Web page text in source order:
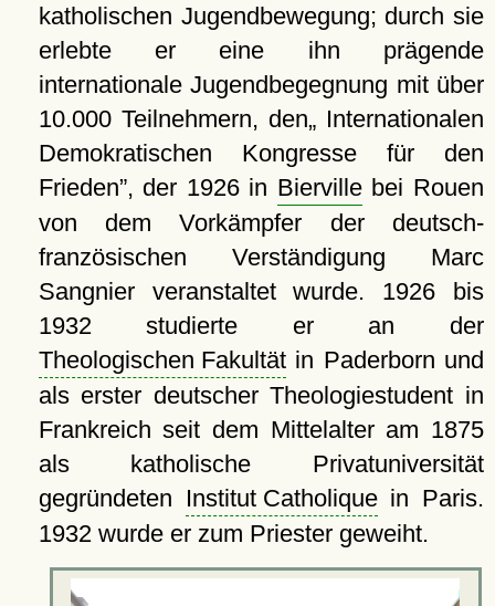
katholischen Jugendbewegung; durch sie
erlebte er eine ihn prägende
internationale Jugendbegegnung mit über
10.000 Teilnehmern, den Internationalen
Demokratischen Kongresse für den
Frieden , der 1926 in Biervillebei Rouen
von dem Vorkämpfer der deutsch-
französischen Verständigung Marc
Sangnier veranstaltet wurde. 1926 bis
1932 studierte er an der
Theologischen Fakultätin Paderborn und
als erster deutscher Theologiestudent in
Frankreich seit dem Mittelalter am 1875
als katholische Privatuniversität
gegründeten Institut Catholiquein Paris.
1932 wurde er zum Priester geweiht.